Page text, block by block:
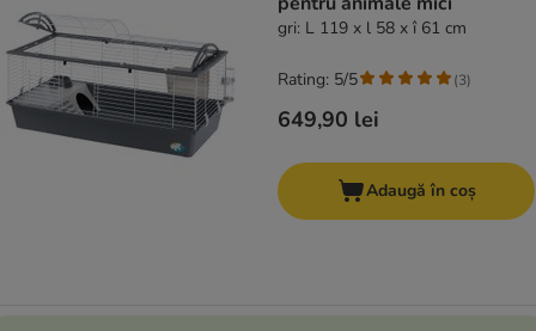
gri: L 119 x l 58 x î 61 cm
649,90 lei
Rating: 5/5 (3)
Adaugă în coș